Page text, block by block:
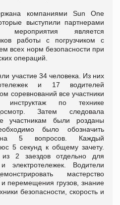
компаниями Sun One
выступили партнерами
мероприятия является
работы с погрузчиком с
всех норм безопасности при
операций.
участие 34 человека. Из них
и 17 водителей
соревнований все участники
инструктаж по технике
Затем следовала
участникам были розданы
было обозначить
на 5 вопросов. Каждый
5 секунд к общему зачету.
из 2 заездов отдельно для
электротележек. Водители
мастерство
перемещения грузов, знание
безопасности, скорость и